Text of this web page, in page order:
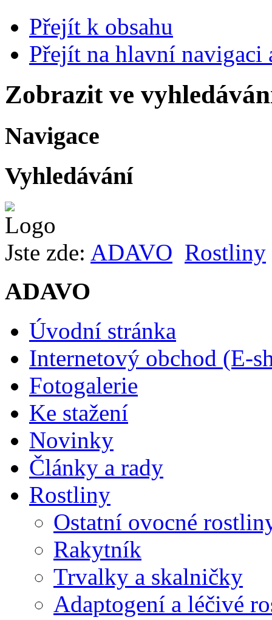
Přejít k obsahu
Přejít na hlavní navigaci
Zobrazit ve
Navigace
Vyhledávání
Jste zde: ADAVO Rostliny
ADAVO
Úvodní stránka
Internetový obchod (E-
Fotogalerie
Ke stažení
Novinky
Články a rady
Rostliny
Ostatní ovocné
Rakytník
Trvalky a skalničky
Adaptogení a léčivé